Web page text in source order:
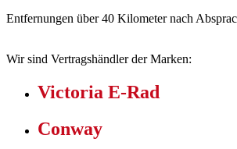
Entfernungen über 40 Kilometer nach
Wir sind Vertragshändler der Marken:
Victoria E-Rad
Conway